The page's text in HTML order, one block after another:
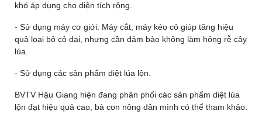
khó áp dụng cho diện tích rộng.
- Sử dụng máy cơ giới: Máy cắt, máy kéo cỏ giúp tăng hiệu
quả loại bỏ cỏ dại, nhưng cần đảm bảo không làm hỏng rễ cây
lúa.
- Sử dụng các sản phẩm diệt lúa lộn.
BVTV Hậu Giang hiện đang phân phối các sản phẩm diệt lúa
lộn đạt hiệu quả cao, bà con nông dân mình có thể tham khảo: